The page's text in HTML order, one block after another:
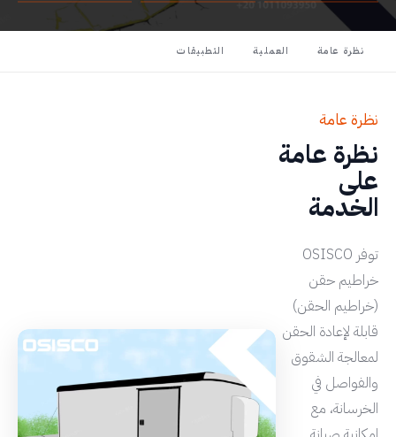
نظرة عامة العملية التطبيقات
نظرة عامة
نظرة عامة
على
الخدمة
توفر OSISCO
خراطيم حقن
(خراطيم الحقن)
قابلة لإعادة الحقن
لمعالجة الشقوق
والفواصل في
الخرسانة، مع